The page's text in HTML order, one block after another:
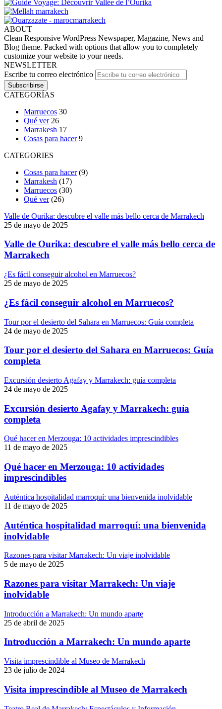
ABOUT
Clean Responsive WordPress Newspaper, Magazine, News and
Blog theme. Packed with options that allow you to completely
customize your website to your needs.
NEWSLETTER
Escribe tu correo electrónico
CATEGORÍAS
Marruecos 30
Qué ver 26
Marrakesh 17
Cosas para hacer 9
CATEGORIES
Cosas para hacer(9)
Marrakesh (17)
Marruecos (30)
Qué ver(26)
Valle de Ourika: descubre el valle más bello cerca de Marrakech
25 de mayo de 2025
Valle de Ourika: descubre el valle más bello cerca de
Marrakech
¿Es fácil conseguir alcohol en Marruecos?
25 de mayo de 2025
¿Es fácil conseguir alcohol en Marruecos?
Tour por el desierto del Sahara en Marruecos: Guía completa
24 de mayo de 2025
Tour por el desierto del Sahara en Marruecos: Guía
completa
Excursión desierto Agafay y Marrakech: guía completa
24 de mayo de 2025
Excursión desierto Agafay y Marrakech: guía
completa
Qué hacer en Merzouga: 10 actividades imprescindibles
11 de mayo de 2025
Qué hacer en Merzouga: 10 actividades
imprescindibles
Auténtica hospitalidad marroquí: una bienvenida inolvidable
11 de mayo de 2025
Auténtica hospitalidad marroquí: una bienvenida
inolvidable
Razones para visitar Marrakech: Un viaje inolvidable
5 de mayo de 2025
Razones para visitar Marrakech: Un viaje
inolvidable
Introducción a Marrakech: Un mundo aparte
25 de abril de 2025
Introducción a Marrakech: Un mundo aparte
Visita imprescindible al Museo de Marrakech
23 de julio de 2024
Visita imprescindible al Museo de Marrakech